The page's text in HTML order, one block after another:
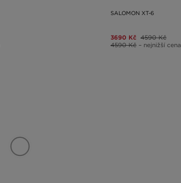
SALOMON XT-6
3690 Kč 4590 Kč
4590 Kč – nejnižší cena